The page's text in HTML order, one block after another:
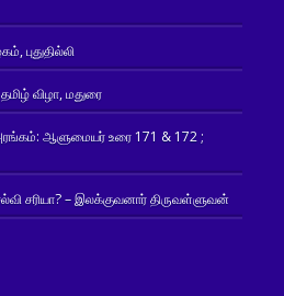
புதுதில்லி
விழா, மதுரை
ஆளுமையர் உரை 171 & 172 ;
சரியா? – இலக்குவனார் திருவள்ளுவன்